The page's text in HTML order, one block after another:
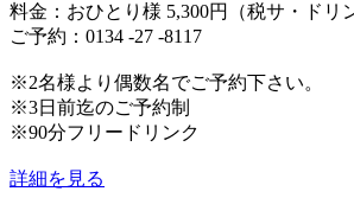
料金：おひとり様 5,300円（税サ・ドリ
ご予約：0134 ‐27 ‐8117
※2名様より偶数名でご予約下さい。
※3日前迄のご予約制
※90分フリードリンク
詳細を見る